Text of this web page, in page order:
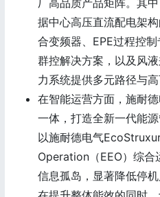
厂高品质产品矩阵。其
据中心高压直流配电架
合变频器、EPE过程控
群控解决方案，以及风
力系统提供多元路径与高
在智能运营方面，施耐
一体，打造全新一代能
以施耐德电气
Operation（EEO）综合
信息孤岛，显著降低停